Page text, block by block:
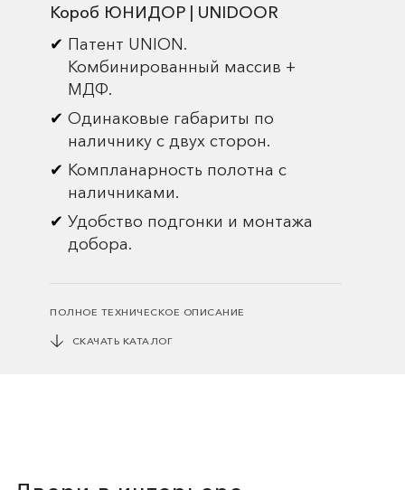
Короб ЮНИДОР | UNIDOOR
Патент UNION.
Комбинированный массив +
МДФ.
Одинаковые габариты по
наличнику с двух сторон.
Компланарность полотна с
наличниками.
Удобство подгонки и монтажа
добора.
ПОЛНОЕ ТЕХНИЧЕСКОЕ ОПИСАНИЕ
СКАЧАТЬ КАТАЛОГ